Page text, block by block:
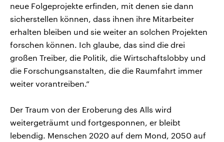
neue Folgeprojekte erfinden, mit denen sie dann
sicherstellen können, dass ihnen ihre Mitarbeiter
erhalten bleiben und sie weiter an solchen Projekten
forschen können. Ich glaube, das sind die drei
großen Treiber, die Politik, die Wirtschaftslobby und
die Forschungsanstalten, die die Raumfahrt immer
weiter vorantreiben.“
Der Traum von der Eroberung des Alls wird
weitergeträumt und fortgesponnen, er bleibt
lebendig. Menschen 2020 auf dem Mond, 2050 auf